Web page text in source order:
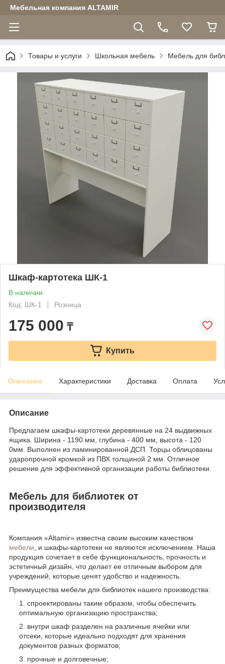
Мебельная компания ALTAMIR
Товары и услуги Школьная мебель Мебель для
Шкаф-картотека ШК-1
В наличии
Код: ШК-1
Розница
175 000 ₸
Купить
Описание Характеристики Доставка Оплата
Описание
Предлагаем шкафы-картотеки деревянные на 24 выдвижных
ящика. Ширина - 1190 мм, глубина - 400 мм, высота - 120
0мм. Выполнен из ламинированной ДСП. Торцы облицованы
ударопрочной кромкой из ПВХ толщиной 2 мм. Отличное
решение для эффективной организации работы библиотеки.
Мебель для библиотек от
производителя
Компания «Altamir» известна своим высоким качеством
мебели, и шкафы-картотеки не являются исключением. Наша
продукция сочетает в себе функциональность, прочность и
эстетичный дизайн, что делает ее отличным выбором для
учреждений, которые ценят удобство и надежность.
Преимущества мебели для библиотек нашего производства:
спроектированы таким образом, чтобы обеспечить
оптимальную организацию пространства;
внутри шкаф разделен на различные ячейки или
отсеки, которые идеально подходят для хранения
документов разных форматов;
прочные и долговечные;